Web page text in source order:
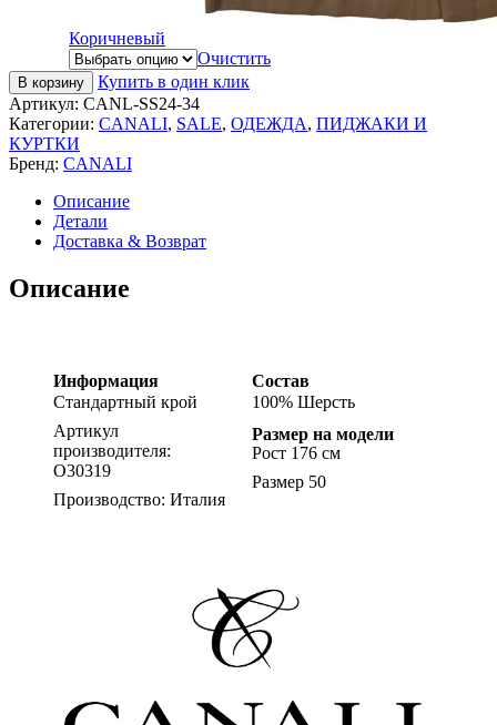
Коричневый
Очистить
В корзину
Купить в один клик
Артикул: CANL-SS24-34
Категории: CANALI, SALE, ОДЕЖДА, ПИДЖАКИ И
КУРТКИ
Бренд: CANALI
Описание
Детали
Доставка & Возврат
Описание
Информация
Стандартный крой
Артикул
производителя:
O30319
Производство: Италия
Состав
100% Шерсть
Размер на модели
Рост 176 см
Размер 50